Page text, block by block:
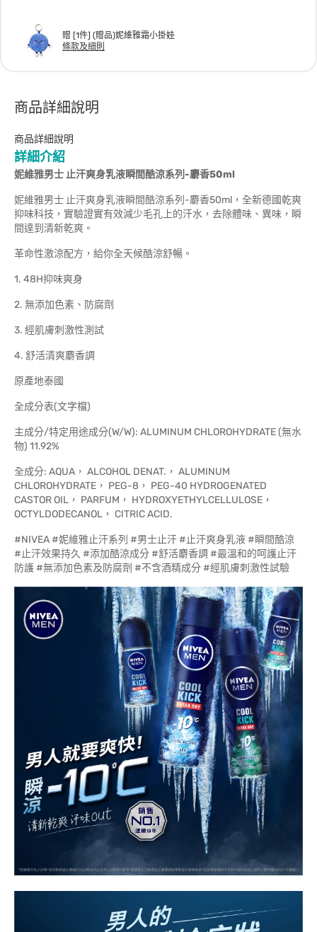
贈 [1件] (贈品)妮維雅霜小掛娃
條款及細則
商品詳細說明
商品詳細說明
詳細介紹
妮維雅男士止汗爽身乳液瞬間酷涼系列 -麝香50ml
妮維雅男士 止汗爽身乳液瞬間酷涼系列-麝香50ml，全新德國乾爽
抑味科技，實驗證實有效減少毛孔上的汗水，去除體味、異味，瞬
間達到清新乾爽。
革命性激涼配方，給你全天候酷涼舒暢。
1. 48H抑味爽身
2. 無添加色素、防腐劑
3. 經肌膚刺激性測試
4. 舒活清爽麝香調
原產地泰國
全成分表(文字檔)
主成分/特定用途成分(W/W): ALUMINUM CHLOROHYDRATE (無水
物) 11.92%
全成分: AQUA， ALCOHOL DENAT.， ALUMINUM
CHLOROHYDRATE， PEG-8， PEG-40 HYDROGENATED
CASTOR OIL， PARFUM， HYDROXYETHYLCELLULOSE，
OCTYLDODECANOL， CITRIC ACID.
#NIVEA #妮維雅止汗系列 #男士止汗 #止汗爽身乳液 #瞬間酷涼
#止汗效果持久 #添加酷涼成分 #舒活麝香調 #最溫和的呵護止汗
防護 #無添加色素及防腐劑 #不含酒精成分 #經肌膚刺激性試驗